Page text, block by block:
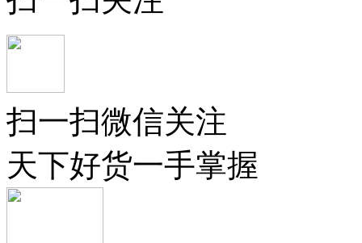
扫一扫微信关注
天下好货一手掌握